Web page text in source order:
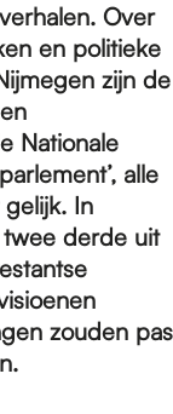
Over
en politieke
zijn de
Nationale
alle
In
derde uit
zouden pas